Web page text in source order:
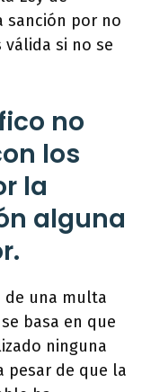
sanción por no
si no se
no
los
la
alguna
de una multa
basa en que
ninguna
pesar de que la